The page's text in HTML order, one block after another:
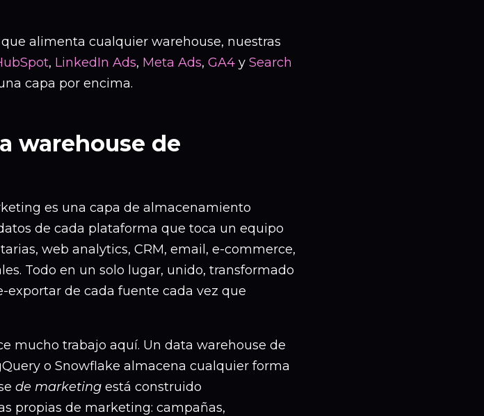
alimenta cualquier warehouse, nuestras
, LinkedIn Ads, Meta Ads, GA4 y Search
capa por encima.
warehouse de
es una capa de almacenamiento
de cada plataforma que toca un equipo
web analytics, CRM, email, e-commerce,
Todo en un solo lugar, unido, transformado
exportar de cada fuente cada vez que
mucho trabajo aquí. Un data warehouse de
o Snowflake almacena cualquier forma
de marketing está construido
propias de marketing: campañas,